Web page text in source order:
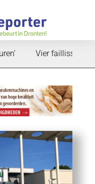
Vier faillissementen